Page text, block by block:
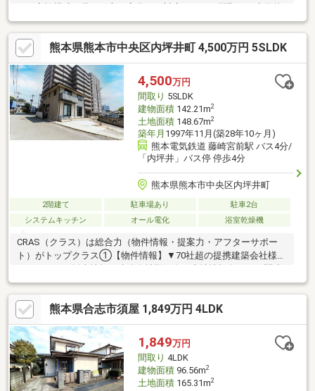
徒歩20分、スーパー徒歩4分・ミッドセンチュリーを彷彿とさせ
る、個性的な三角屋根の外観・駐車3台以上可能、家具・照明付
き・エアコン2台
熊本県熊本市中央区内坪井町 4,500万円 5SLDK
4,500万円
間取り 5SLDK
建物面積142.21m2
土地面積148.67m2
築年月 1997年11月(築28年10ヶ月)
熊本電気鉄道 藤崎宮前駅 バス4分/
「内坪井」バス停 停歩4分
熊本県熊本市中央区内坪井町
2階建て 駐車場あり
駐車2台
システムキッチン
オール電化 浴室乾燥機
CRAS（クラス）は総合力（物件情報・提案力・アフターサポー
ト）がトップクラス①【物件情報】▼70社超の提携建築会社様モ
会社の新着・未公開物件情報②【提案力】▼住宅ローン金融機関
様の比較や住宅ローンの審査のコツも把握！▼後悔しないための
ライフプランシミュレーションFPへの家計の見直し相談も可能！
【アフターサポート】▼税金面等のアドバイス資金贈与（援助）
や住宅ローン控除のご案内やご相談もお任せ！▼お引渡し後のア
フターサポートお引渡し後のメンテナンス（リフォーム）、将来
的な売却・賃貸等の運用サポート！
熊本県合志市須屋 1,849万円 4LDK
1,849万円
間取り 4LDK
建物面積96.56m2
土地面積165.31m2